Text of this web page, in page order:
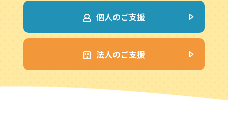
個人のご支援
法人のご支援